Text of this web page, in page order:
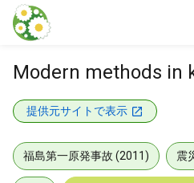
本文に飛ぶ
Modern methods in
提供元サイトで表示
福島第一原発事故 (2011) 震